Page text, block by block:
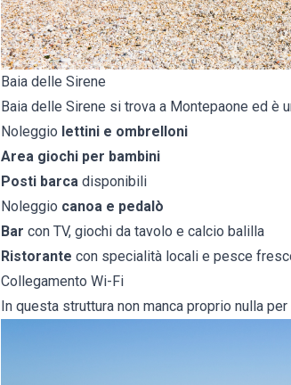
Baia delle Sirene
Baia delle Sirene si trova a Montepaone ed
Noleggio lettini e ombrelloni
Area giochi per bambini
Posti barca disponibili
Noleggio canoa e pedalò
Bar con TV, giochi da tavolo e calcio balilla
Ristorante con specialità locali e pesce
Collegamento Wi-Fi
In questa struttura non manca proprio nulla